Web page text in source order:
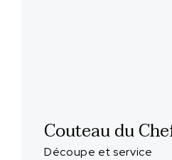
Couteau du
Découpe et service